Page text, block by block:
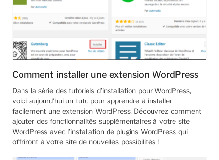
Comment installer une extension WordPress
Dans la série des tutoriels d’installation pour WordPress,
voici aujourd’hui un tuto pour apprendre à installer
facilement une extension WordPress. Découvrez comment
ajouter des fonctionnalités supplémentaires à votre site
WordPress avec l’installation de plugins WordPress qui
offriront à votre site de nouvelles possibilités !